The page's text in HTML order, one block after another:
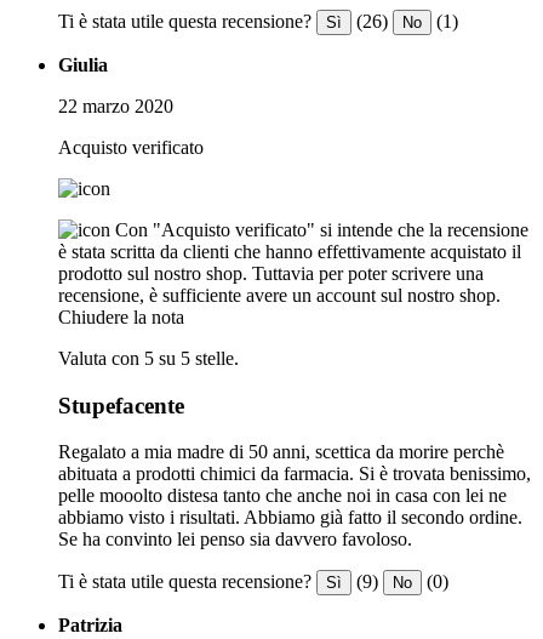
Ti è stata utile questa recensione? Sì (26) No (1)
Giulia
22 marzo 2020
Acquisto verificato
Con "Acquisto verificato" si intende che la recensione
è stata scritta da clienti che hanno effettivamente acquistato il
prodotto sul nostro shop. Tuttavia per poter scrivere una
recensione, è sufficiente avere un account sul nostro shop.
Chiudere la nota
Valuta con 5 su 5 stelle.
Stupefacente
Regalato a mia madre di 50 anni, scettica da morire perchè
abituata a prodotti chimici da farmacia. Si è trovata benissimo,
pelle mooolto distesa tanto che anche noi in casa con lei ne
abbiamo visto i risultati. Abbiamo già fatto il secondo ordine.
Se ha convinto lei penso sia davvero favoloso.
Ti è stata utile questa recensione? Sì (9) No (0)
Patrizia